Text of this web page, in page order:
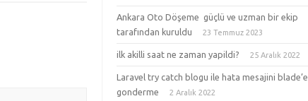
Ankara Oto Döşeme güçlü ve uzman bir ekip
tarafından kuruldu
23 Temmuz 2023
ilk akilli saat ne zaman yapildi? 25 Aralık 2022
Laravel try catch blogu ile hata mesajini blade’e
gonderme
2 Aralık 2022